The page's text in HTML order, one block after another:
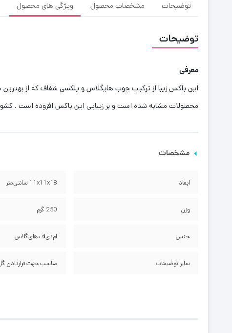
توضیحات مشخصات محصول ویژگی های محصول
توضیحات
معرفی
این باکس زیبا از ترکیب چوب هایگلاس و پلکسی شفاف که از
محصولات مشابه شده است و بر زیبایی این باکس افزوده است .
مشخصات
ابعاد 11x11x18 سانتی‌متر
وزن 250 گرم
جنس ام‌دی‌اف های‌گلاس
سایر توضیحات مناسب جهت قراردادن